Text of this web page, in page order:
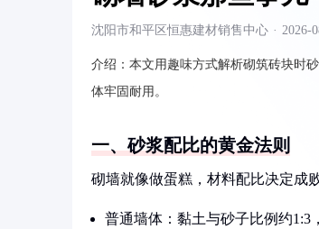
沈阳市和平区恒惠建材销售中心 · 2026-
介绍： 本文用趣味方式解析砌筑砖块时
体牢固耐用。
一、砂浆配比的黄金法则
砌墙就像做蛋糕，材料配比决定成
普通墙体：黏土与砂子比例约1:3